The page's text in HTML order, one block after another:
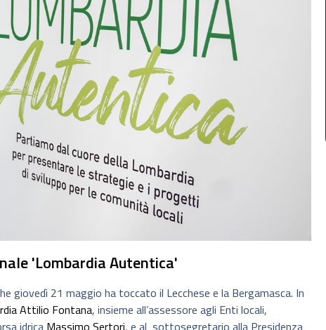
'Lombardia Autentica'
giovedì 21 maggio ha toccato il Lecchese e la Bergamasca. In
Attilio Fontana, insieme all’assessore agli Enti locali,